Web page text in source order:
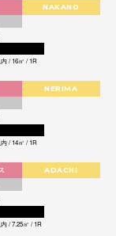
NAKANO
/ 16㎡ / 1R
NERIMA
/ 14㎡ / 1R
ADACHI
/ 7.25㎡ / 1R